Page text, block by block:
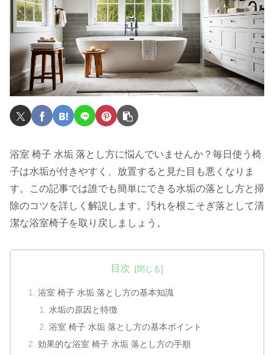
浴室 椅子 水垢 落とし方に悩んでいませんか？毎日使う椅
子は水垢が付きやすく、放置すると見た目も悪くなりま
す。この記事では誰でも簡単にできる水垢の落とし方と掃
除のコツを詳しく解説します。汚れを根こそぎ落として清
潔な浴室椅子を取り戻しましょう。
目次
浴室 椅子 水垢 落とし方の基本知識
水垢の原因と特徴
浴室 椅子 水垢 落とし方の基本ポイント
効果的な浴室 椅子 水垢 落とし方の手順